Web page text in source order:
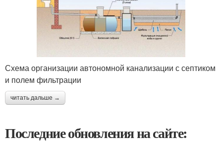
Схема организации автономной канализации с септиком
и полем фильтрации
читать дальше →
Последние обновления на сайте: